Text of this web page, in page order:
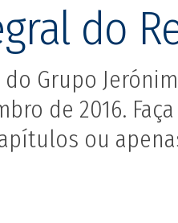
do
Grupo
de 2016. Faça
ou